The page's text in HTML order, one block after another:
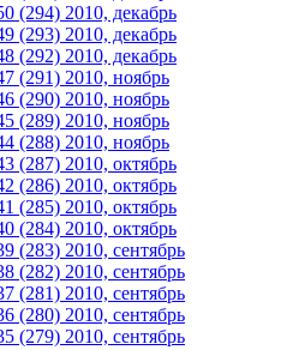
(294) 2010, декабрь
(293) 2010, декабрь
(292) 2010, декабрь
(291) 2010, ноябрь
(290) 2010, ноябрь
(289) 2010, ноябрь
(288) 2010, ноябрь
(287) 2010, октябрь
(286) 2010, октябрь
(285) 2010, октябрь
(284) 2010, октябрь
(283) 2010, сентябрь
(282) 2010, сентябрь
(281) 2010, сентябрь
(280) 2010, сентябрь
(279) 2010, сентябрь